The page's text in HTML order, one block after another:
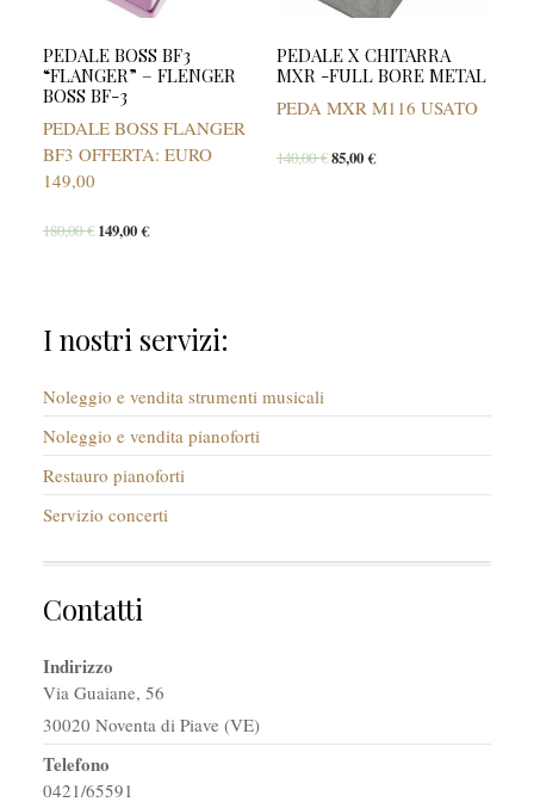
PEDALE BOSS BF3
“FLANGER” – FLENGER
BOSS BF-3
PEDALE BOSS FLANGER
BF3 OFFERTA: EURO
149,00
180,00€ 149,00€
PEDALE X CHITARRA
MXR -FULL BORE METAL
PEDA MXR M116 USATO
140,00€85,00€
I nostri servizi:
Noleggio e vendita strumenti musicali
Noleggio e vendita pianoforti
Restauro pianoforti
Servizio concerti
Contatti
Indirizzo
Via Guaiane, 56
30020 Noventa di Piave (VE)
Telefono
0421/65591